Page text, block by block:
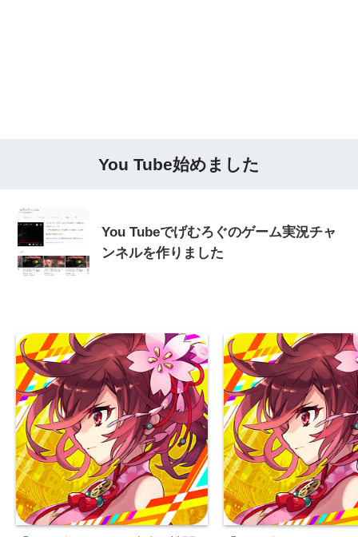
You Tube始めました
You Tubeでげむろぐのゲーム実況チャ
ンネルを作りました